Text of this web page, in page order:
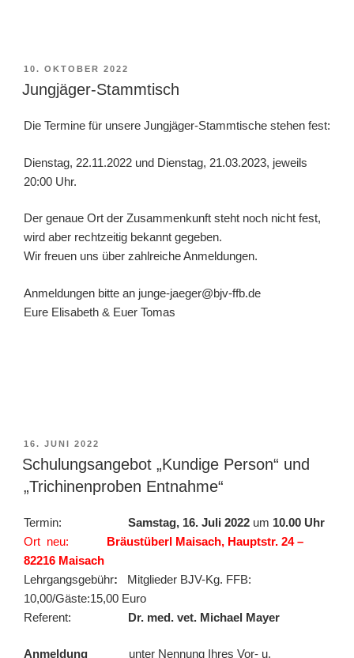
VERÖFFENTLICHT
AM
10. OKTOBER 2022
Jungjäger-Stammtisch
Die Termine für unsere Jungjäger-Stammtische stehen fest:
Dienstag, 22.11.2022 und Dienstag, 21.03.2023, jeweils
20:00 Uhr.
Der genaue Ort der Zusammenkunft steht noch nicht fest,
wird aber rechtzeitig bekannt gegeben.
Wir freuen uns über zahlreiche Anmeldungen.
Anmeldungen bitte an junge-jaeger@bjv-ffb.de
Eure Elisabeth & Euer Tomas
VERÖFFENTLICHT
AM
16. JUNI 2022
Schulungsangebot „Kundige Person“ und
„Trichinenproben Entnahme“
Termin: Samstag, 16. Juli 2022 um 10.00 Uhr
Ort neu:
Bräustüberl Maisach, Hauptstr. 24 –
82216 Maisach
Lehrgangsgebühr:
Mitglieder BJV-Kg. FFB:
10,00/Gäste:15,00 Euro
Referent: Dr. med. vet. Michael Mayer
Anmeldung unter Nennung Ihres Vor- u.